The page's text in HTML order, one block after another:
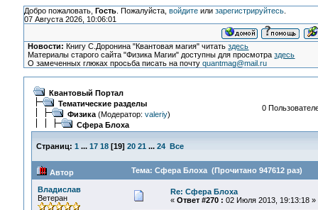
Добро пожаловать, Гость. Пожалуйста, войдитеили зарегистрируйтесь.
07 Августа 2026, 10:06:01
Новости: Книгу С.Доронина "Квантовая магия" читатьздесь
Материалы старого сайта "Физика Магии" доступны для просмотраздесь
О замеченных глюках просьба писать на почтуquantmag@mail.ru
Квантовый Портал
Тематические разделы
Физика(Модератор: valeriy)
Сфера Блоха
0
Страниц: 1 ... 17 18[19] 20 21 ... 24 Все
Автор Тема: Сфера Блоха (Прочитано 947612 раз)
Владислав
Ветеран
Re: Сфера Блоха
« Ответ #270 : 02 Июля 2013, 19:13:18 »